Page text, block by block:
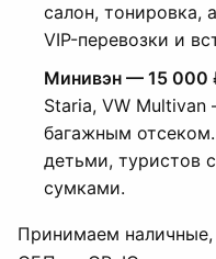
салон, тонировка,
VIP-перевозки и
Минивэн — 15 000
Staria, VW
багажным
детьми, туристов
сумками.
Принимаем